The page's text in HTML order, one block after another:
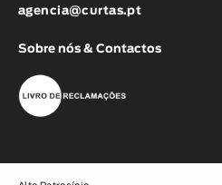
agencia@curtas.pt
Sobre nós & Contactos